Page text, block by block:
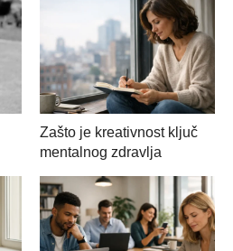
Zašto je kreativnost ključ
mentalnog zdravlja